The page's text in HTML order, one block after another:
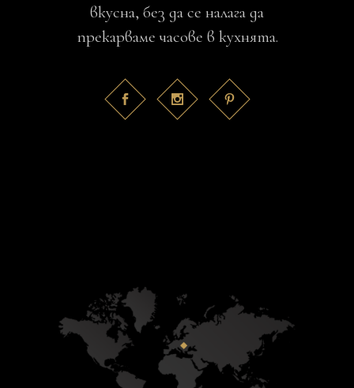
вкусна, без да се налага да
прекарваме часове в кухнята.